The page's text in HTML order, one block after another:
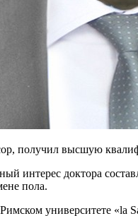
получил высшую
интерес доктора
пола.
университете «la